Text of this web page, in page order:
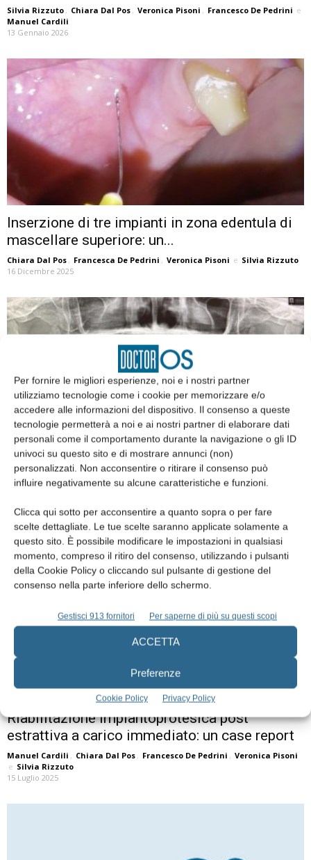
Per fornire le migliori esperienze, noi e i nostri partner
utilizziamo tecnologie come i cookie per memorizzare e/o
accedere alle informazioni del dispositivo. Il consenso a queste
tecnologie permetterà a noi e ai nostri partner di elaborare dati
personali come il comportamento durante la navigazione o gli ID
univoci su questo sito e di mostrare annunci (non)
personalizzati. Non acconsentire o ritirare il consenso può
influire negativamente su alcune caratteristiche e funzioni.
Clicca qui sotto per acconsentire a quanto sopra o per fare
scelte dettagliate. Le tue scelte saranno applicate solamente a
questo sito. È possibile modificare le impostazioni in qualsiasi
momento, compreso il ritiro del consenso, utilizzando i pulsanti
della Cookie Policy o cliccando sul pulsante di gestione del
consenso nella parte inferiore dello schermo.
Gestisci 913 fornitori Per saperne di più su questi scopi
ACCETTA
Preferenze
Cookie Policy Privacy Policy
Silvia Rizzuto , Chiara Dal Pos , Veronica Pisoni , Francesco De Pedrini e
Manuel Cardili
13 Gennaio 2026
Inserzione di tre impianti in zona edentula di
mascellare superiore: un...
Chiara Dal Pos , Francesca De Pedrini , Veronica Pisoni e Silvia Rizzuto
16 Dicembre 2025
Riabilitazione implantoprotesica in area
estetica mandibolare con debridement e
Francesco De Pedrini , Veronica Pisoni, Chiara Dal Pos e Silvia Rizzuto
22 Luglio 2025
Riabilitazione implantoprotesica post
estrattiva a carico immediato: un case report
Manuel Cardili , Chiara Dal Pos , Francesco De Pedrini , Veronica Pisoni
e Silvia Rizzuto
15 Luglio 2025